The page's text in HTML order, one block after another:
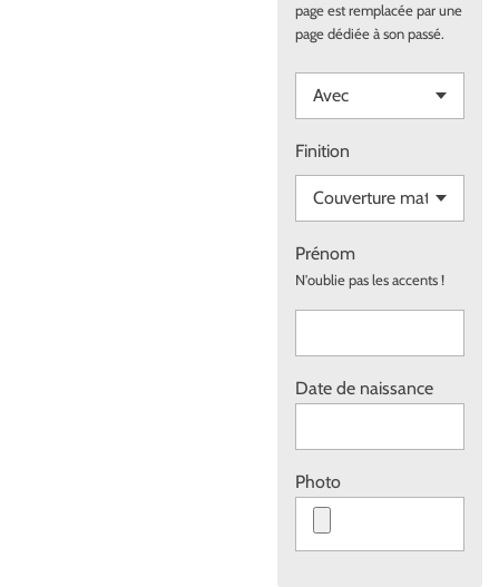
page est remplacée par une
page dédiée à son passé.
Finition
Prénom
N'oublie pas les accents !
Date de naissance
Photo